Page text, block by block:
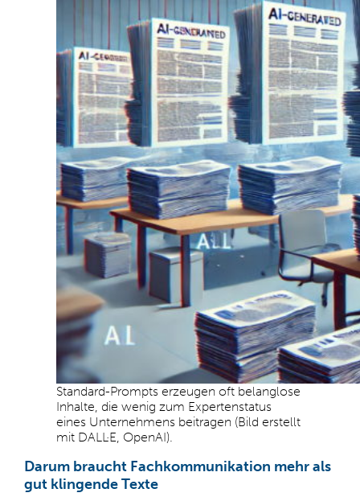
Standard-Prompts erzeugen oft belanglose
Inhalte, die wenig zum Expertenstatus
eines Unternehmens beitragen (Bild erstellt
mit DALL·E, OpenAI).
Darum braucht Fachkommunikation mehr als
gut klingende Texte